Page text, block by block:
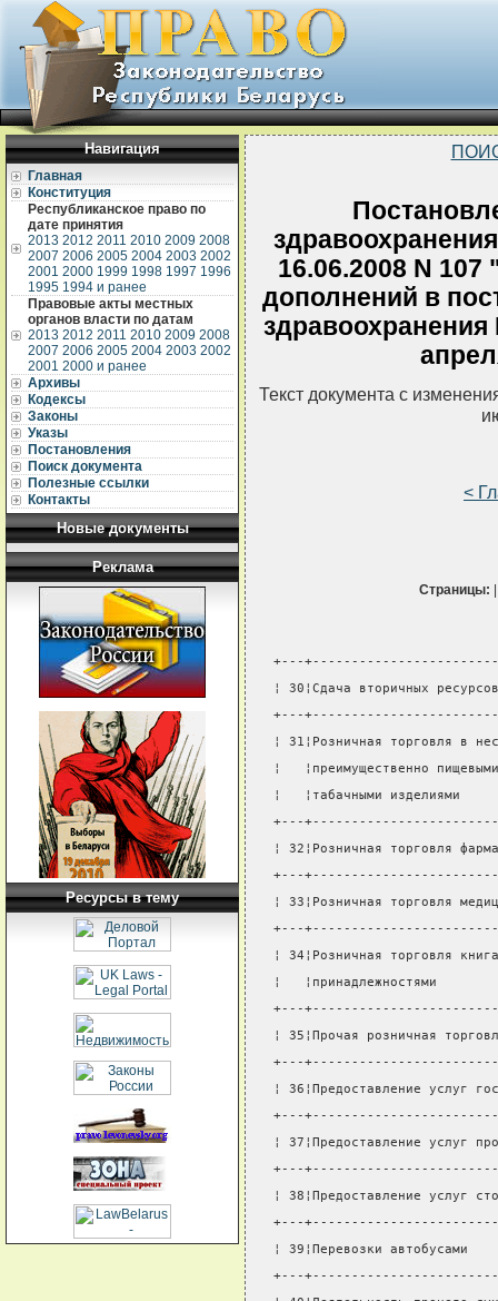
Навигация
Главная
Конституция
Республиканское право по
дате принятия
2013 2012 2011 2010 2009 2008
2007 2006 2005 2004 2003 2002
2001 2000 1999 1998 1997 1996
1995 1994 и ранее
Правовые акты местных
органов власти по датам
2013 2012 2011 2010 2009 2008
2007 2006 2005 2004 2003 2002
2001 2000 и ранее
Архивы
Кодексы
Законы
Указы
Постановления
Поиск документа
Полезные ссылки
Контакты
Новые документы
Реклама
Ресурсы в тему
16.06.2008 N
дополнений в
здравоохранения
Текст документа с
<
Страницы:
+---
¦ 30¦Сдача вторичных
+---
¦ 31¦Розничная торговля в
¦   ¦преимущественно
¦   ¦табачными
+---
¦ 32¦Розничная торговля
+---
¦ 33¦Розничная торговля
+---
¦ 34¦Розничная торговля
¦
+---
¦ 35¦Прочая розничная
+---
¦ 36¦Предоставление
+---
¦ 37¦Предоставление услуг
+---
¦ 38¦Предоставление услуг
+---
¦ 39¦Перевозки
+---